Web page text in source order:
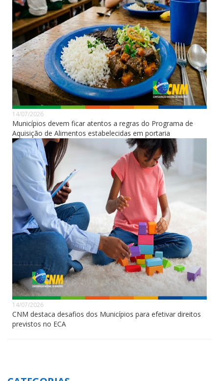
14/07/2026
Municípios devem ficar atentos a regras do Programa de
Aquisição de Alimentos estabelecidas em portaria
14/07/2026
CNM destaca desafios dos Municípios para efetivar direitos
previstos no ECA